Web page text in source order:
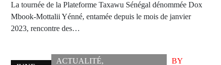
La tournée de la Plateforme Taxawu Sénégal dénommée Dox
Mbook-Mottalii Yénné, entamée depuis le mois de janvier
2023, rencontre des…
ACTUALITÉ,
BY